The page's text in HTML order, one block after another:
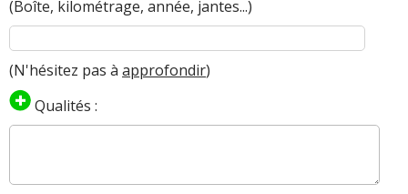
(Boîte, kilométrage, année, jantes...)
(N'hésitez pas à approfondir)
Qualités :